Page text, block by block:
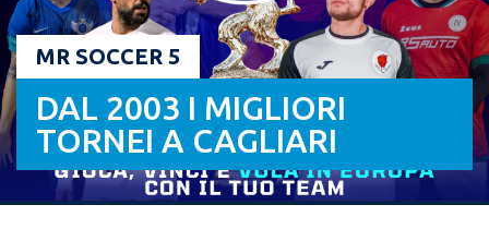
MR SOCCER 5
DAL 2003 I MIGLIORI
TORNEI A CAGLIARI